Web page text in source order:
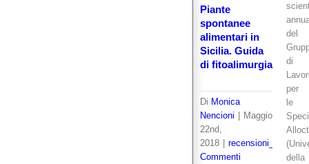
Piante
spontanee
alimentari in
Sicilia. Guida
di fitoalimurgia
Di Monica
Nencioni
Maggio
22nd,
2018
recensioni_libri | 0
Commenti
del
di
per
le
della